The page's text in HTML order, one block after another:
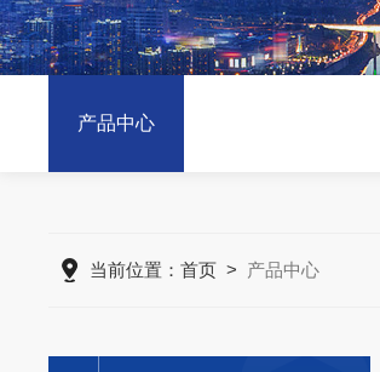
产品中心
当前位置：首页 > 产品中心